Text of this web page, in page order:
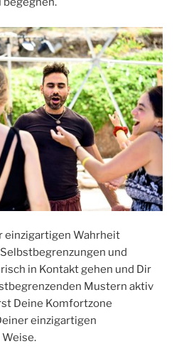
einzigartigen Wahrheit
und
in Kontakt gehen und Dir
Mustern aktiv
Deine Komfortzone
einzigartigen